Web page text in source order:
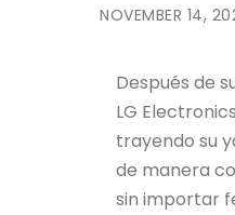
NOVEMBER 14,
Después de
LG
trayendo su
de manera
sin importar